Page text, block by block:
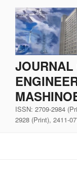
Перейти
вмісту
ISSN: 2709-2984
2928 (Print), 2411-